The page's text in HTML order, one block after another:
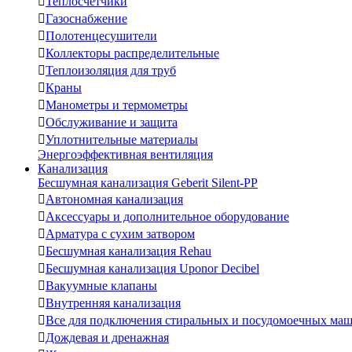
Газоснабжение
Полотенцесушители
Коллекторы распределительные
Теплоизоляция для труб
Краны
Манометры и термометры
Обслуживание и защита
Уплотнительные материалы
Энергоэффективная вентиляция
Канализация
Бесшумная канализация Geberit Silent-PP
Автономная канализация
Аксессуары и дополнительное оборудование
Арматура с сухим затвором
Бесшумная канализация Rehau
Бесшумная канализация Uponor Decibel
Вакуумные клапаны
Внутренняя канализация
Все для подключения стиральных и посудомоечных
Дождевая и дренажная